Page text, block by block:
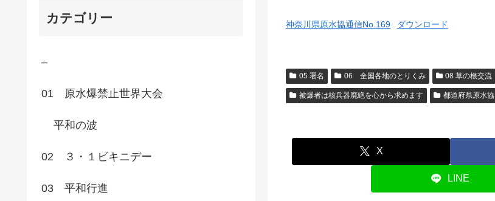
神奈川県原水協通信No.169 ダウンロード
05 署名 06 全国各地のとりくみ 08 草の根交流
被爆者は核兵器廃絶を心から求めます 都道府県原水協
X
LINE
カテゴリー
–
01 原水爆禁止世界大会
平和の波
02 ３・１ビキニデー
03 平和行進